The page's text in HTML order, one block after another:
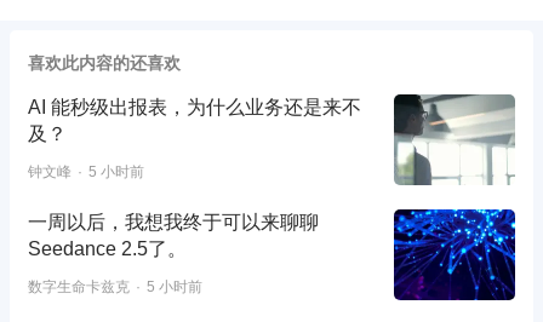
喜欢此内容的还喜欢
AI 能秒级出报表，为什么业务还是来不
及？
钟文峰 5 小时前
一周以后，我想我终于可以来聊聊
Seedance 2.5了。
数字生命卡兹克 5 小时前